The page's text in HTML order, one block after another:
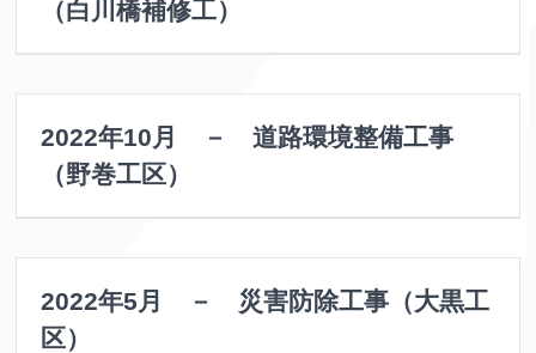
（白川橋補修工）
2022年10月 － 道路環境整備工事
（野巻工区）
2022年5月 － 災害防除工事（大黒工
区）